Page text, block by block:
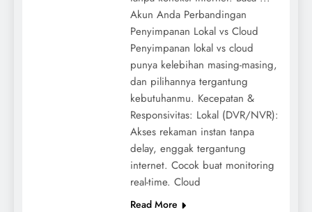
Akun Anda Perbandingan
Penyimpanan Lokal vs Cloud
Penyimpanan lokal vs cloud
punya kelebihan masing-masing,
dan pilihannya tergantung
kebutuhanmu. Kecepatan &
Responsivitas: Lokal (DVR/NVR):
Akses rekaman instan tanpa
delay, enggak tergantung
internet. Cocok buat monitoring
real-time. Cloud
Read More